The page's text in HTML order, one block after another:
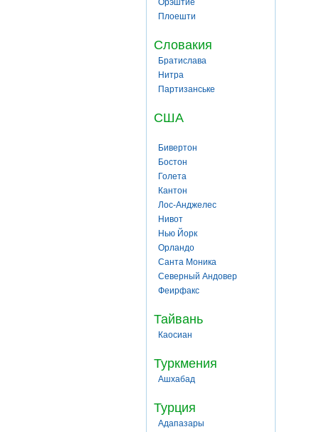
Орэштие
Плоешти
Словакия
Братислава
Нитра
Партизанське
США
Бивертон
Бостон
Голета
Кантон
Лос-Анджелес
Нивот
Нью Йорк
Орландо
Санта Моника
Северный Андовер
Феирфакс
Тайвань
Каосиан
Туркмения
Ашхабад
Турция
Адапазары